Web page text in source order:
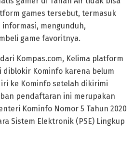
games tersebut, termasuk
mengunduh,
game favoritnya.
Kompas.com, Kelima platform
diblokir Kominfo karena belum
ke Kominfo setelah dikirimi
pendaftaran ini merupakan
Kominfo Nomor 5 Tahun 2020
Sistem Elektronik (PSE) Lingkup